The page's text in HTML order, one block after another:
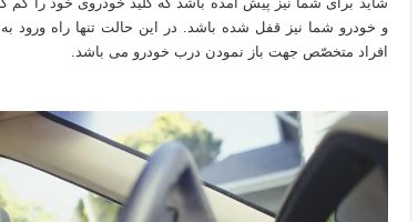
و خودرو شما نیز قفل شده باشد. در این حالت تنها راه ورود
افراد متخصّص جهت باز نمودن درب خودرو می باشد.